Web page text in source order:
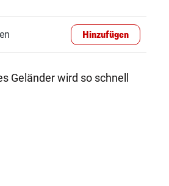
Hinzufügen
Geländer wird so schnell